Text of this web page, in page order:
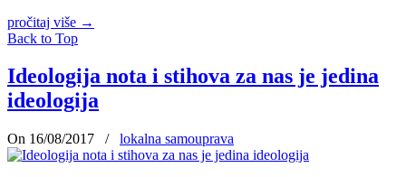
pročitaj više →
Back to Top
Ideologija nota i stihova za nas je jedina
ideologija
On 16/08/2017 / lokalna samouprava